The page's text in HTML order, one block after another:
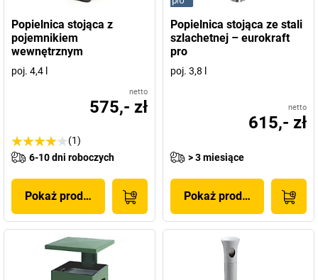
Popielnica stojąca z
pojemnikiem
wewnętrznym
poj. 4,4 l
netto
575,- zł
(1)
6-10 dni roboczych
Pokaż produkt
Popielnica stojąca ze stali
szlachetnej – eurokraft
pro
poj. 3,8 l
netto
615,- zł
> 3 miesiące
Pokaż produkt